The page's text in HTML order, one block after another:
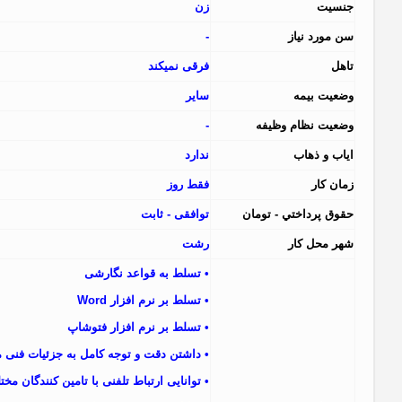
جنسيت زن
سن مورد نياز -
تاهل فرقی نمیکند
وضعيت بيمه سایر
وضعيت نظام وظيفه -
اياب و ذهاب ندارد
زمان کار فقط روز
حقوق پرداختي - تومان توافقی - ثابت
شهر محل کار رشت
• تسلط به قواعد نگارشی
• تسلط بر نرم افزار Word
• تسلط بر نرم افزار فتوشاپ
• داشتن دقت و توجه کامل به جزئیات
• توانایی ارتباط تلفنی با تامین کنندگان